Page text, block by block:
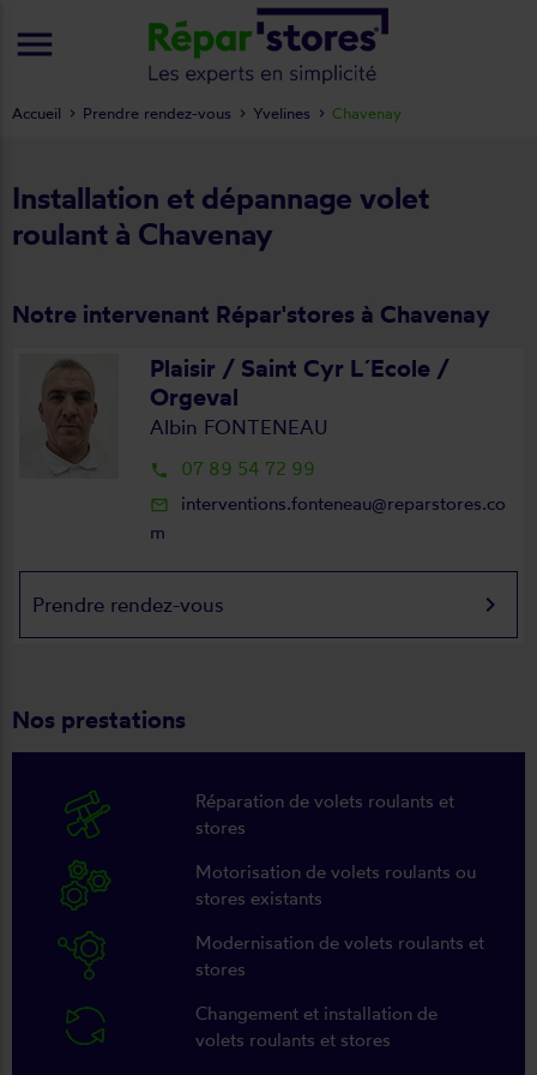
Installation et dépannage volet
roulant à Chavenay
Notre intervenant Répar'stores à Chavenay
Plaisir / Saint Cyr L´Ecole /
Orgeval
Albin FONTENEAU
local_phone 07 89 54 72 99
mail_outline
interventions.fonteneau@reparstores.co
m
Prendre rendez-vous keyboard_arrow_right
Nos prestations
Réparation de volets roulants et
stores
Motorisation de volets roulants ou
stores existants
Modernisation de volets roulants et
stores
Changement et installation de
volets roulants et stores
Accueil Prendre rendez-vous Yvelines Chavenay
menu